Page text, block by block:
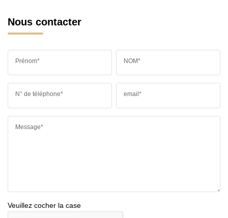
Nous contacter
Prénom* NOM*
N° de téléphone* email*
Message*
Veuillez cocher la case